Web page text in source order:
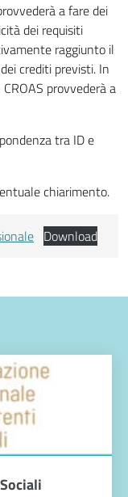
a fare dei
dei requisiti
raggiunto il
crediti previsti. In
provvederà a
tra ID e
chiarimento.
Download